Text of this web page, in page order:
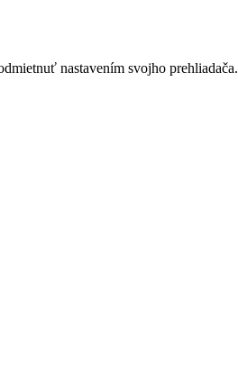
nastavením svojho prehliadača.